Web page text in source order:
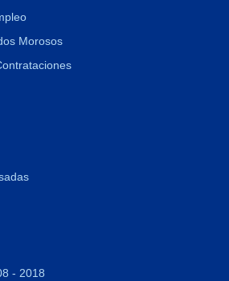
Morosos
- 2018